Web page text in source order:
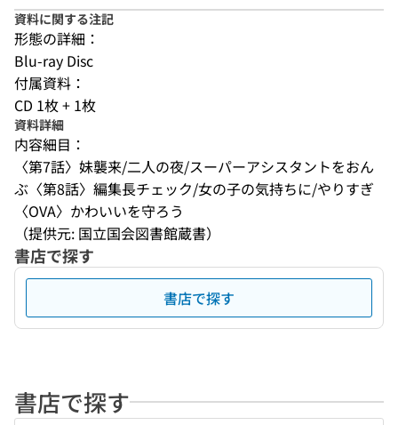
資料に関する注記
形態の詳細：
Blu-ray Disc
付属資料：
CD 1枚 + 1枚
資料詳細
内容細目：
〈第7話〉妹襲来/二人の夜/スーパーアシスタントをおん
ぶ〈第8話〉編集長チェック/女の子の気持ちに/やりすぎ
〈OVA〉かわいいを守ろう
（提供元: 国立国会図書館蔵書）
書店で探す
書店で探す
書店で探す